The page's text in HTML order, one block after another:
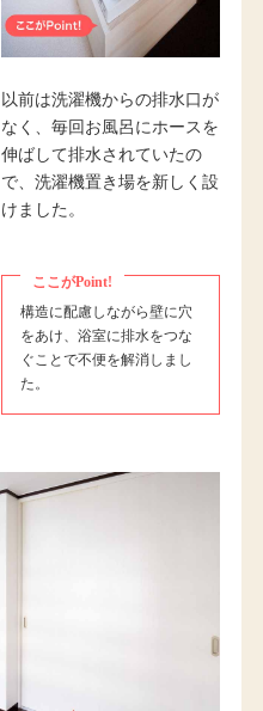
以前は洗濯機からの排水口が
なく、毎回お風呂にホースを
伸ばして排水されていたの
で、洗濯機置き場を新しく設
けました。
ここがPoint!
構造に配慮しながら壁に穴
をあけ、浴室に排水をつな
ぐことで不便を解消しまし
た。